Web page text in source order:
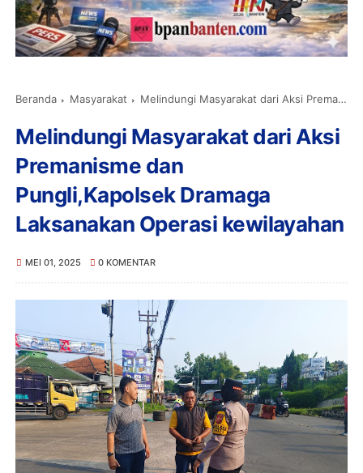
Beranda Masyarakat Melindungi Masyarakat dari Aksi Premanisme dan Pungli,Kapolsek Dramaga Laksanakan Operasi kewilayahan
Melindungi Masyarakat dari Aksi
Premanisme dan
Pungli,Kapolsek Dramaga
Laksanakan Operasi kewilayahan
MEI 01, 2025 0 KOMENTAR